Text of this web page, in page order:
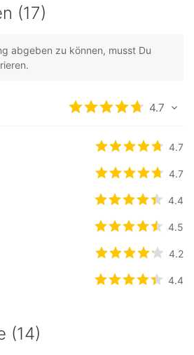
(17)
abgeben zu können, musst Du
bewertet4.7/5
4.7
bewertet4.7/
4.7
bewertet4.7/
4.7
bewertet4.4/
4.4
bewertet4.5/
4.5
bewertet4.2/
4.2
bewertet4.4/
4.4
(14)